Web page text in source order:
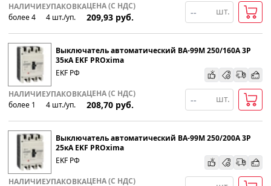
НАЛИЧИЕ
более 4
УПАКОВКА
4 шт./уп.
ЦЕНА (С НДС)
209,93 руб.
шт.
Выключатель автоматический ВА-99М 250/160А 3P
35кА EKF PROxima
EKF РФ
НАЛИЧИЕ
более 1
УПАКОВКА
4 шт./уп.
ЦЕНА (С НДС)
208,70 руб.
шт.
Выключатель автоматический ВА-99М 250/200А 3P
25кА EKF PROxima
EKF РФ
НАЛИЧИЕУПАКОВКАЦЕНА (С НДС)